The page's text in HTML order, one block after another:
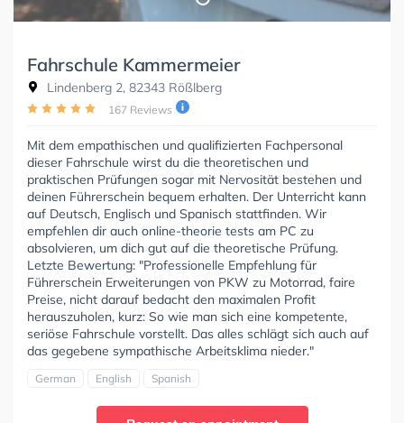
Fahrschule Kammermeier
Lindenberg 2, 82343 Rößlberg
167 Reviews
Mit dem empathischen und qualifizierten Fachpersonal
dieser Fahrschule wirst du die theoretischen und
praktischen Prüfungen sogar mit Nervosität bestehen und
deinen Führerschein bequem erhalten. Der Unterricht kann
auf Deutsch, Englisch und Spanisch stattfinden. Wir
empfehlen dir auch online-theorie tests am PC zu
absolvieren, um dich gut auf die theoretische Prüfung.
Letzte Bewertung: "Professionelle Empfehlung für
Führerschein Erweiterungen von PKW zu Motorrad, faire
Preise, nicht darauf bedacht den maximalen Profit
herauszuholen, kurz: So wie man sich eine kompetente,
seriöse Fahrschule vorstellt. Das alles schlägt sich auch auf
das gegebene sympathische Arbeitsklima nieder."
German English Spanish